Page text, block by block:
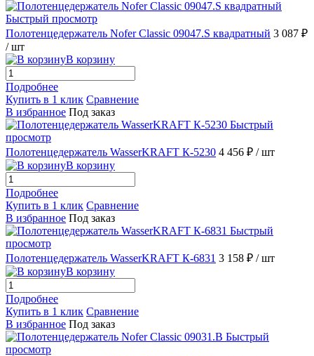
Быстрый просмотр
Полотенцедержатель Nofer Classic 09047.S квадратный 3 087 ₽
/ шт
В корзину
Подробнее
Купить в 1 клик Сравнение
В избранное Под заказ
Быстрый
просмотр
Полотенцедержатель WasserKRAFT К-5230 4 456 ₽ / шт
В корзину
Подробнее
Купить в 1 клик Сравнение
В избранное Под заказ
Быстрый
просмотр
Полотенцедержатель WasserKRAFT К-6831 3 158 ₽ / шт
В корзину
Подробнее
Купить в 1 клик Сравнение
В избранное Под заказ
Быстрый
просмотр